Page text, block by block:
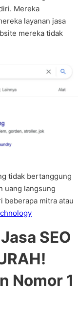
Mereka
layanan jasa
mereka tidak
tidak bertanggung
uang langsung
beberapa mitra atau
SEO
Nomor 1